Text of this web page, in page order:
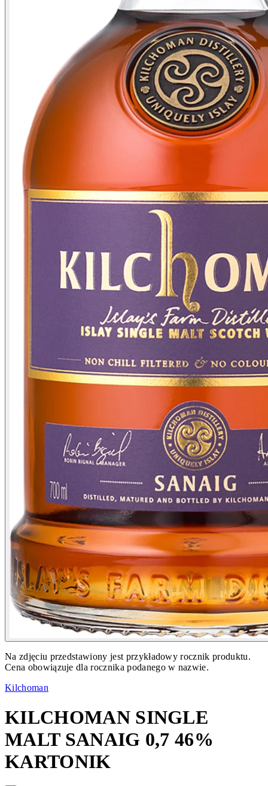
Na zdjęciu przedstawiony jest przykładowy rocznik produktu.
Cena obowiązuje dla rocznika podanego w nazwie.
Kilchoman
KILCHOMAN SINGLE
MALT SANAIG 0,7 46%
KARTONIK